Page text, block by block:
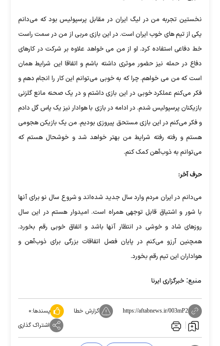
نخستین تجربه من در لیگ ایران در مقابل پرسپولیس بود که می‌دانم
یکی از تیم های خوب ایران است. در این بازی مربی از من در سمت راست
خط دفاعی استفاده کرد. او از من می خواهد علاوه بر شرکت در کارهای
دفاع در حمله نیز حضور موثری داشته باشم و اتفاقا این شرایط همان
است که من می خواهم. چرا که به خوبی می‌توانم این کار را انجام دهم و
فکر می‌کنم عملکرد خوبی در این بازی داشتم و در یک صحنه مانع گلزنی
بازیکنان پرسپولیس شدم. در ادامه در بازی با هوادار نیز یک پاس گل دادم
و فکر می‌کنم در این بازی مستحق پیروزی بودیم. من یک بازیکن هجومی
هستم و رفته رفته شرایط من بهتر خواهد شد و خوشحال هستم که
می‌توانم به ذوب‌آهن کمک کنم.
حرف آخر:
می‌دانم در ایران مردم وارد سال جدید شده‌اند و شروع سال نو برای آنها
با شور و اشتیاق قابل توجهی همراه است. امیدوار هستم در این سال
روزهای شاد و خوشی در انتظار آنها باشد و اتفاق خوبی رقم بخورد.
همچنین آرزو می‌کنم در پایان فصل اتفاقات بزرگی برای ذوب‌آهن و
هواداران این تیم رقم بخورد.
منبع: خبرگزاری ایرنا
https://aftabnews.ir/003mP2 گزارش خطا پسندها:۰
اشتراک گذاری